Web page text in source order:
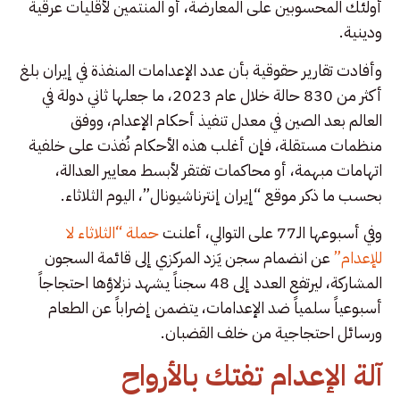
أولئك المحسوبين على المعارضة، أو المنتمين لأقليات عرقية
ودينية.
وأفادت تقارير حقوقية بأن عدد الإعدامات المنفذة في إيران بلغ
أكثر من 830 حالة خلال عام 2023، ما جعلها ثاني دولة في
العالم بعد الصين في معدل تنفيذ أحكام الإعدام، ووفق
منظمات مستقلة، فإن أغلب هذه الأحكام نُفذت على خلفية
اتهامات مبهمة، أو محاكمات تفتقر لأبسط معايير العدالة،
بحسب ما ذكر موقع “إيران إنترناشيونال”، اليوم الثلاثاء.
وفي أسبوعها الـ77 على التوالي، أعلنت
حملة “الثلاثاء لا
للإعدام”عن انضمام سجن يَزد المركزي إلى قائمة السجون
المشاركة، ليرتفع العدد إلى 48 سجناً يشهد نزلاؤها احتجاجاً
أسبوعياً سلمياً ضد الإعدامات، يتضمن إضراباً عن الطعام
ورسائل احتجاجية من خلف القضبان.
آلة الإعدام تفتك بالأرواح